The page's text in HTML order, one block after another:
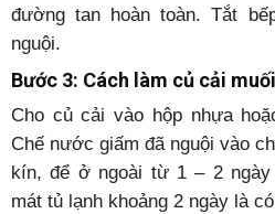
đường tan hoàn toàn. Tắt
nguội.
Bước 3: Cách làm củ cải muối
Cho củ cải vào hộp nhựa
Chế nước giấm đã nguội vào
kín, để ở ngoài từ 1 – 2 ngày
mát tủ lạnh khoảng 2 ngày là